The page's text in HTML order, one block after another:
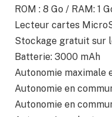
ROM : 8 Go / RAM: 1
Lecteur cartes
Stockage gratuit sur
Batterie: 3000 mAh
Autonomie maximale
Autonomie en
Autonomie en